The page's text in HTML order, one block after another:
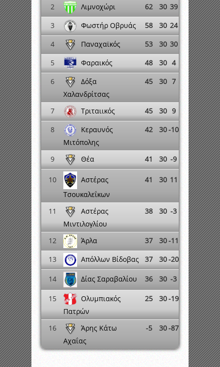
2 Λιμνοχώρι 62 30 39
3
Φωστήρ Οβρυάς 58 30 24
4
Παναχαϊκός 53 30 30
5
Φαραικός 48 30 4
6
Δόξα
Χαλανδρίτσας
45 30 7
7 Τριταιικός 45 30 9
8
Κεραυνός
Μιτόπολης
42 30-10
9 Θέα 41 30 -9
10
Αστέρας
Τσουκαλεΐκων
41 30 11
11
Αστέρας
Μιντιλογλίου
38 30 -3
12 Άρλα 37 30-11
13
Απόλλων Βίδοβας 37 30-20
14 Δίας Σαραβαλίου 36 30 -3
15
Ολυμπιακός
Πατρών
25 30-19
16
Άρης Κάτω
Αχαΐας
-5 30-87